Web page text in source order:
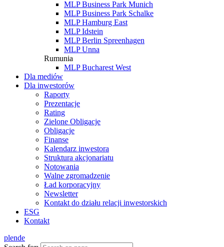
MLP Business Park Munich
MLP Business Park Schalke
MLP Hamburg East
MLP Idstein
MLP Berlin Spreenhagen
MLP Unna
Rumunia
MLP Bucharest West
Dla mediów
Dla inwestorów
Raporty
Prezentacje
Rating
Zielone Obligacje
Obligacje
Finanse
Kalendarz inwestora
Struktura akcjonariatu
Notowania
Walne zgromadzenie
Ład korporacyjny
Newsletter
Kontakt do działu relacji inwestorskich
ESG
Kontakt
plende